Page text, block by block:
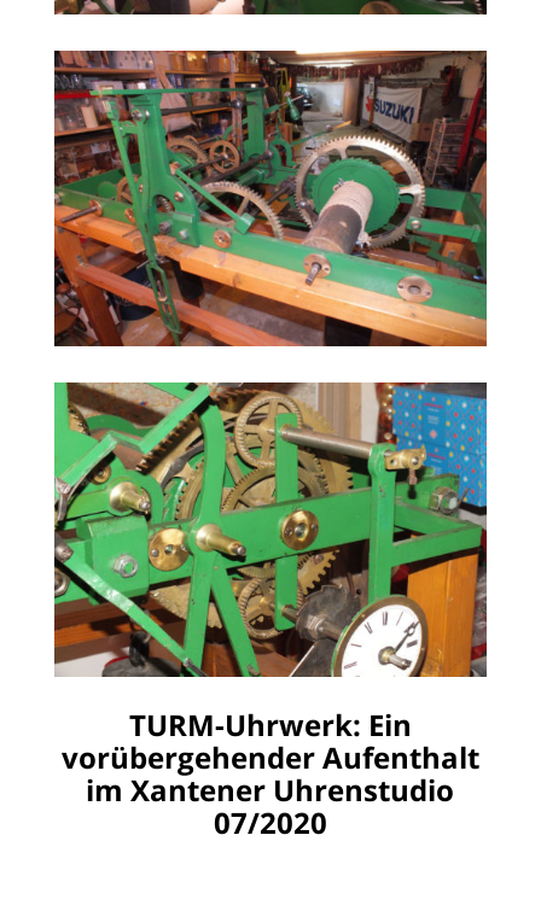
TURM-Uhrwerk: Ein
vorübergehender Aufenthalt
im Xantener Uhrenstudio
07/2020